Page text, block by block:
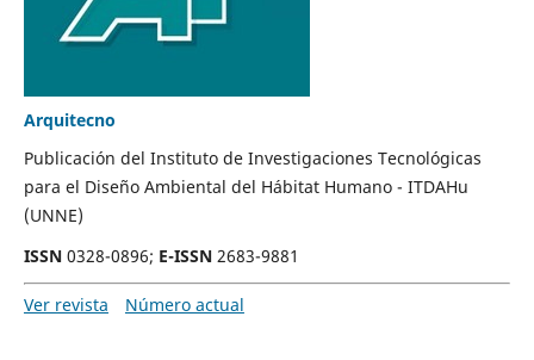
Arquitecno
Publicación del Instituto de Investigaciones Tecnológicas
para el Diseño Ambiental del Hábitat Humano - ITDAHu
(UNNE)
ISSN0328-0896; E-ISSN2683-9881
Ver revista Número actual